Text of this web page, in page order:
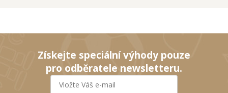
Získejte speciální výhody pouze
pro odběratele newsletteru.